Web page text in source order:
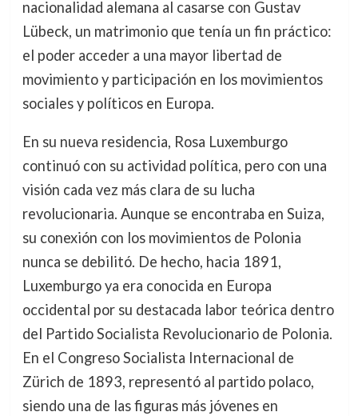
nacionalidad alemana al casarse con Gustav
Lübeck, un matrimonio que tenía un fin práctico:
el poder acceder a una mayor libertad de
movimiento y participación en los movimientos
sociales y políticos en Europa.
En su nueva residencia, Rosa Luxemburgo
continuó con su actividad política, pero con una
visión cada vez más clara de su lucha
revolucionaria. Aunque se encontraba en Suiza,
su conexión con los movimientos de Polonia
nunca se debilitó. De hecho, hacia 1891,
Luxemburgo ya era conocida en Europa
occidental por su destacada labor teórica dentro
del Partido Socialista Revolucionario de Polonia.
En el Congreso Socialista Internacional de
Zürich de 1893, representó al partido polaco,
siendo una de las figuras más jóvenes en